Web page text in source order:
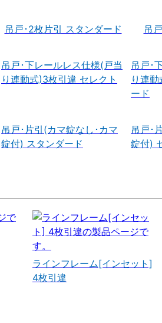
吊戸･2枚片引 スタンダード 吊
吊戸･下レールレス仕様(戸当
り連動式)3枚引違 セレクト
吊戸･
り連
ード
吊戸･片引(カマ錠なし･カマ
錠付) スタンダード
吊戸･
錠付)
ラインフレーム[インセット]
4枚引違